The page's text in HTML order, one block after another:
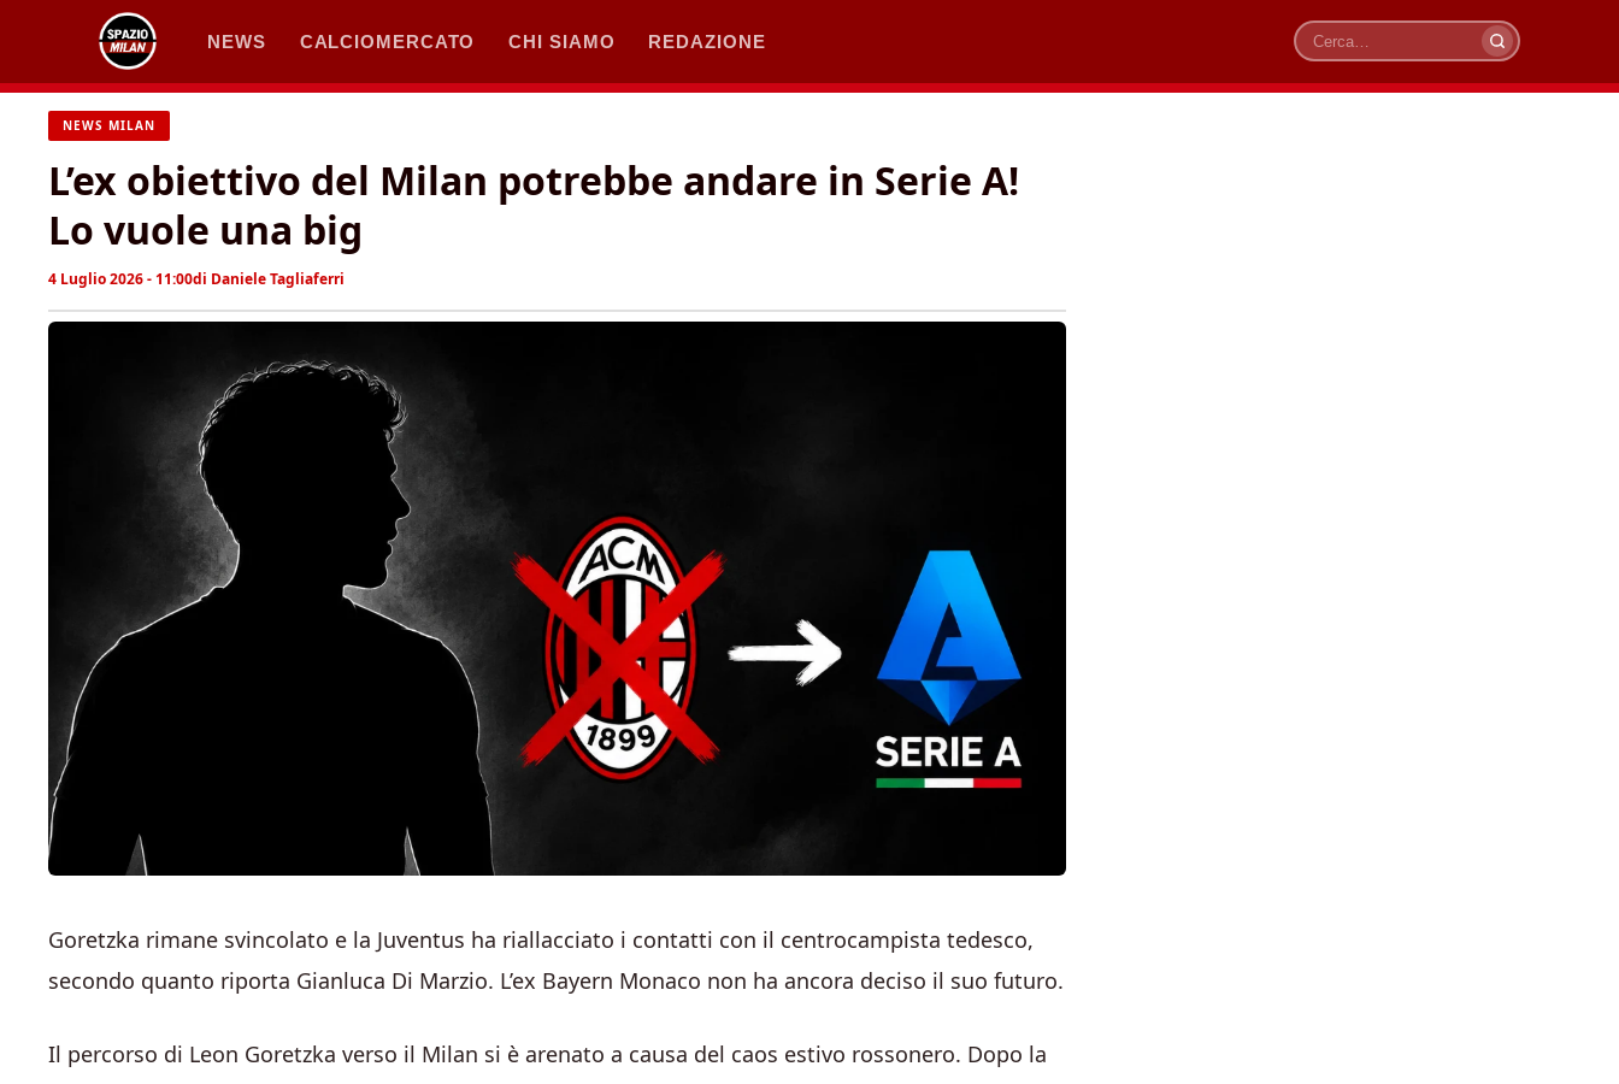
contenuto
NEWS CALCIOMERCATO CHI SIAMO REDAZIONE
Cerca
NEWS MILAN
L’ex obiettivo del Milan potrebbe andare in Serie A!
Lo vuole una big
4 Luglio 2026 - 11:00di Daniele Tagliaferri
Goretzka rimane svincolato e la Juventus ha riallacciato i contatti con il centrocampista tedesco,
secondo quanto riporta Gianluca Di Marzio. L’ex Bayern Monaco non ha ancora deciso il suo futuro.
Il percorso di Leon Goretzka verso il Milan si è arenato a causa del caos estivo rossonero. Dopo la